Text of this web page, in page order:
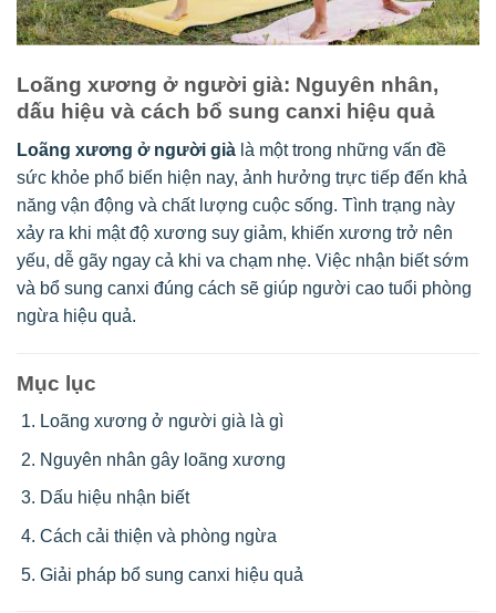
Loãng xương ở người già: Nguyên nhân,
dấu hiệu và cách bổ sung canxi hiệu quả
Loãng xương ở người già là một trong những vấn đề
sức khỏe phổ biến hiện nay, ảnh hưởng trực tiếp đến khả
năng vận động và chất lượng cuộc sống. Tình trạng này
xảy ra khi mật độ xương suy giảm, khiến xương trở nên
yếu, dễ gãy ngay cả khi va chạm nhẹ. Việc nhận biết sớm
và bổ sung canxi đúng cách sẽ giúp người cao tuổi phòng
ngừa hiệu quả.
Mục lục
Loãng xương ở người già là gì
Nguyên nhân gây loãng xương
Dấu hiệu nhận biết
Cách cải thiện và phòng ngừa
Giải pháp bổ sung canxi hiệu quả